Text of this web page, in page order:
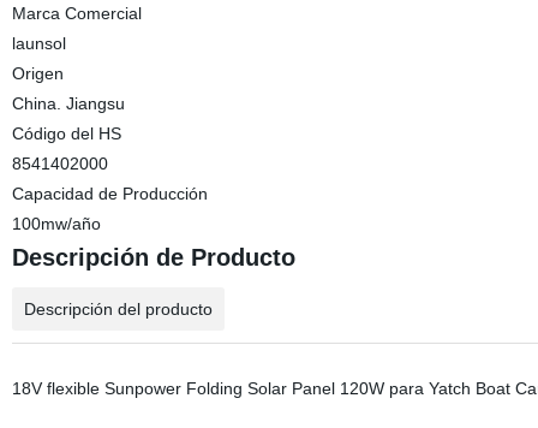
Marca Comercial
launsol
Origen
China. Jiangsu
Código del HS
8541402000
Capacidad de Producción
100mw/año
Descripción de Producto
Descripción del producto
18V flexible Sunpower Folding Solar Panel 120W para Yatch Boat